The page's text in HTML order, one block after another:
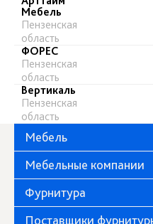
Мебель
Пензенская
область
ФОРЕС
Пензенская
область
Вертикаль
Пензенская
область
Мебель
Мебельные компании
Фурнитура
Поставщики